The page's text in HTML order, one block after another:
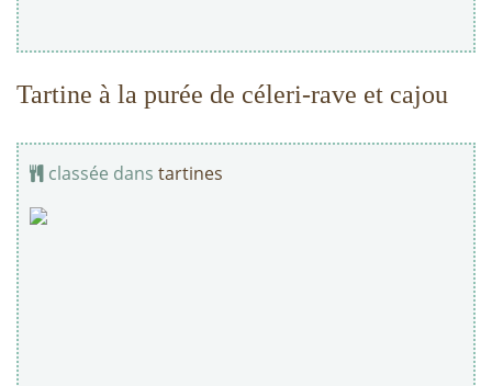
Tartine à la purée de céleri-rave et cajou
classée dans tartines